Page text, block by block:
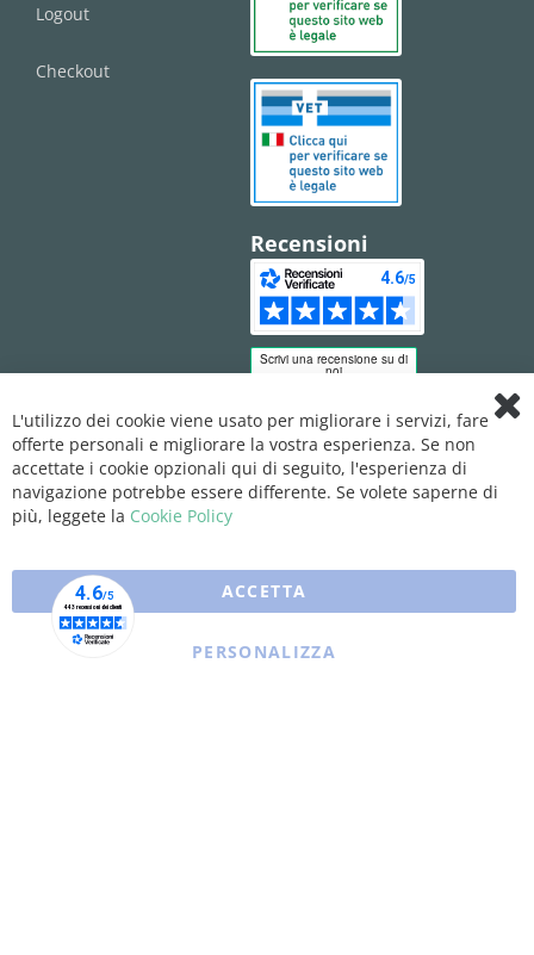
Logout
Checkout
Recensioni
L'utilizzo dei cookie viene usato per migliorare i servizi, fare
offerte personali e migliorare la vostra esperienza. Se non
accettate i cookie opzionali qui di seguito, l'esperienza di
navigazione potrebbe essere differente. Se volete saperne di
più, leggete la Cookie Policy
ACCETTA
PERSONALIZZA